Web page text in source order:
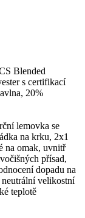
Blended
s certifikací
20%
lemovka se
na krku, 2x1
na omak, uvnitř
přísad,
dopadu na
velikostní
teplotě